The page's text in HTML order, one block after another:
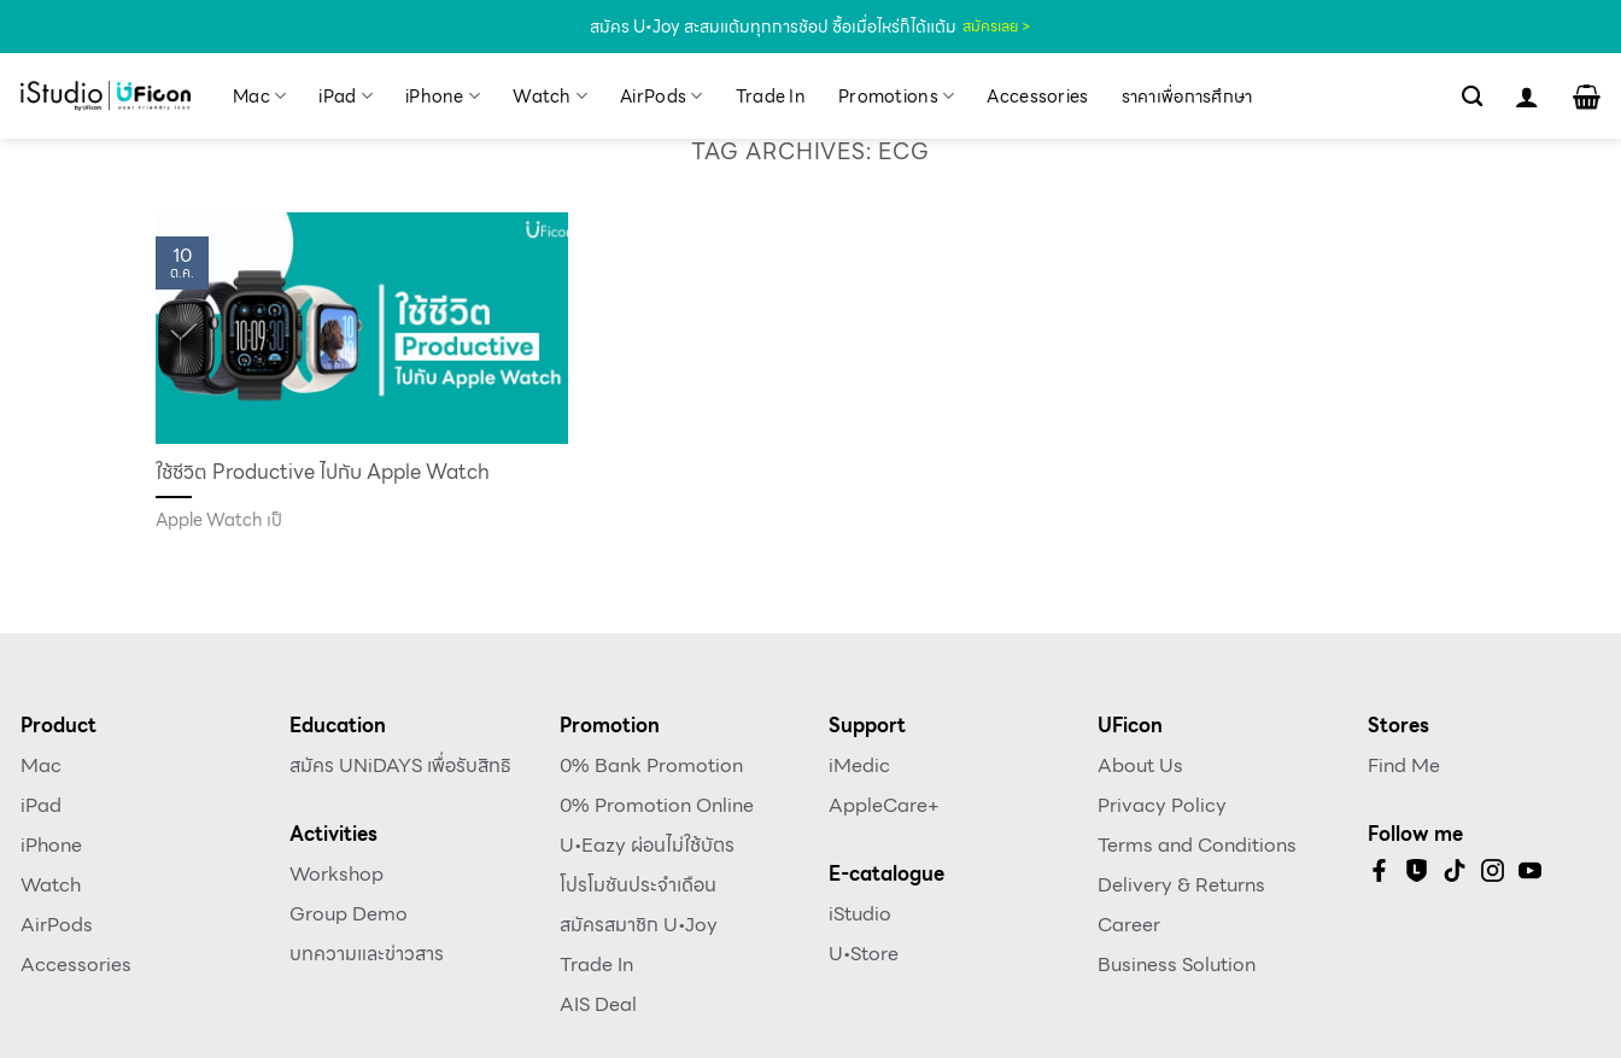
สมัคร U•Joy สะสมแต้มทุกการช้อป ซื้อเมื่อไหร่ก็ได้แต้ม สมัครเลย >
Mac iPad iPhone Watch AirPods Trade In Promotions Accessories ราคาเพื่อการศึกษา
TAG ARCHIVES: ECG
ใช้ชีวิต Productive ไปกับ Apple Watch
Apple Watch เป็
10
ต.ค.
Product
Mac
iPad
iPhone
Watch
AirPods
Accessories
Education
สมัคร UNiDAYS เพื่อรับสิทธิ
Activities
Workshop
Group Demo
บทความและข่าวสาร
Promotion
0% Bank Promotion
0% Promotion Online
U•Eazy ผ่อนไม่ใช้บัตร
โปรโมชันประจำเดือน
สมัครสมาชิก U•Joy
Trade In
AIS Deal
Support
iMedic
AppleCare+
E-catalogue
iStudio
U•Store
UFicon
About Us
Privacy Policy
Terms and Conditions
Delivery & Returns
Career
Business Solution
Stores
Find Me
Follow me